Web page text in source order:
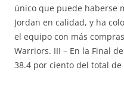
único que puede haberse
Jordan en calidad, y ha
el equipo con más
Warriors. III – En la Final
38.4 por ciento del total